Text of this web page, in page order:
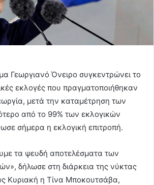
Γεωργιανό Όνειρο συγκεντρώνει το
εκλογές που πραγματοποιήθηκαν
μετά την καταμέτρηση των
από το 99% των εκλογικών
σήμερα η εκλογική επιτροπή.
τα ψευδή αποτελέσματα των
δήλωσε στη διάρκεια της νύκτας
Κυριακή η Τίνα Μποκουτσάβα,